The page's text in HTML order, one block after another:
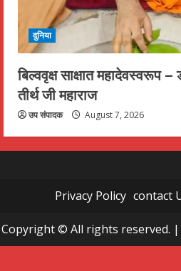
दुनिया
बिल्ववृक्ष साक्षात महादेवस्वरूप –
तीर्थ जी महाराज
उप संपादक August 7, 2026
Privacy Policy contact
Copyright © All rights reserved. |